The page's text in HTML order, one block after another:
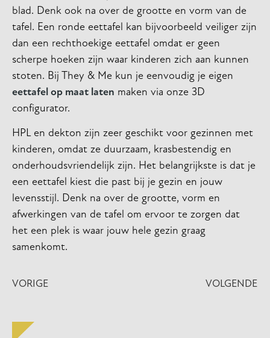
blad. Denk ook na over de grootte en vorm van de
tafel. Een ronde eettafel kan bijvoorbeeld veiliger zijn
dan een rechthoekige eettafel omdat er geen
scherpe hoeken zijn waar kinderen zich aan kunnen
stoten. Bij They & Me kun je eenvoudig je eigen
eettafel op maat laten maken via onze 3D
configurator.
HPL en dekton zijn zeer geschikt voor gezinnen met
kinderen, omdat ze duurzaam, krasbestendig en
onderhoudsvriendelijk zijn. Het belangrijkste is dat je
een eettafel kiest die past bij je gezin en jouw
levensstijl. Denk na over de grootte, vorm en
afwerkingen van de tafel om ervoor te zorgen dat
het een plek is waar jouw hele gezin graag
samenkomt.
VORIGE VOLGENDE